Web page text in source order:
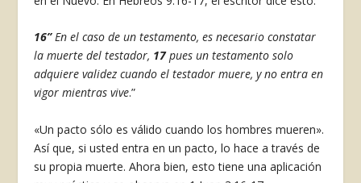
16”En el caso de un testamento, es necesario constatar
la muerte del testador, 17pues un testamento solo
adquiere validez cuando el testador muere, y no entra en
vigor mientras vive.”
«Un pacto sólo es válido cuando los hombres mueren».
Así que, si usted entra en un pacto, lo hace a través de
su propia muerte. Ahora bien, esto tiene una aplicación